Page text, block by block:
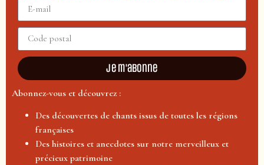
Je m'abonne
Abonnez-vous et découvrez :
Des découvertes de chants issus de toutes les régions
françaises
Des histoires et anecdotes sur notre merveilleux et
précieux patrimoine